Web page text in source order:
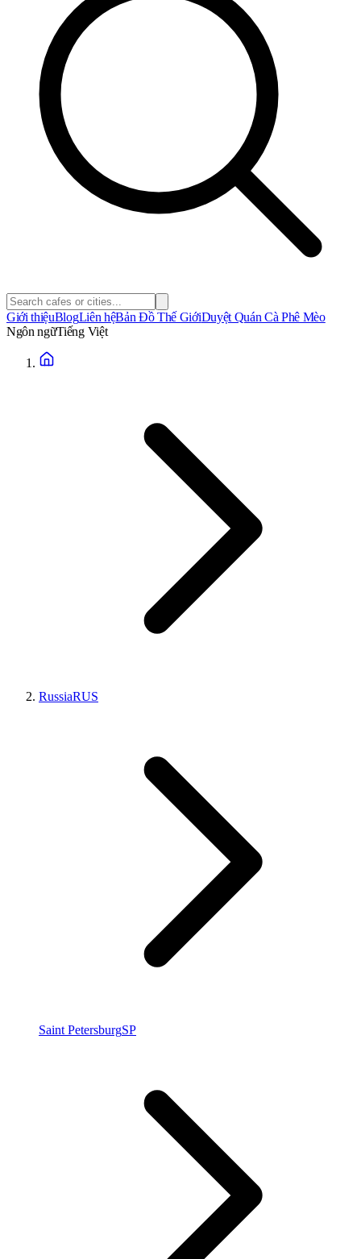
Giới thiệuBlogLiên hệBản Đồ Thế GiớiDuyệt Quán Cà Phê Mèo
Ngôn ngữTiếng Việt
RussiaRUS
Saint PetersburgSP